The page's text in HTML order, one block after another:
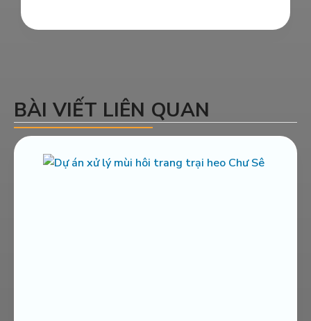
HẠ PHÈN DÙNG ORGANIC
BÀI VIẾT LIÊN QUAN